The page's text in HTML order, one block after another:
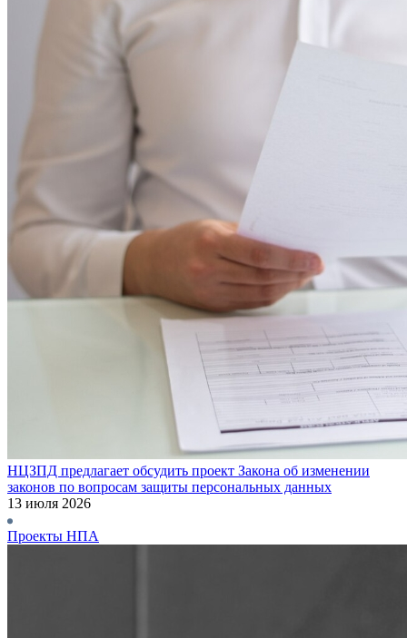
НЦЗПД предлагает обсудить проект Закона об изменении
законов по вопросам защиты персональных данных
13 июля 2026
Проекты НПА